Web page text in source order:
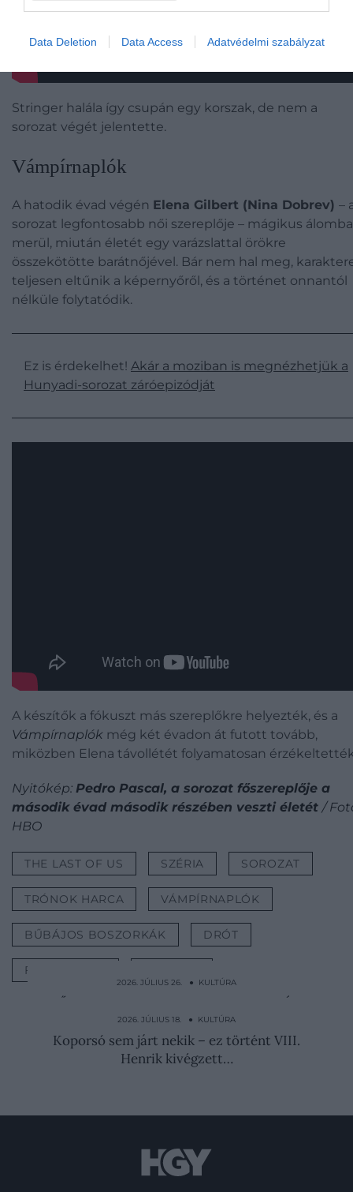
Data Deletion Data Access Adatvédelmi szabályzat
Stringer halála így csupán egy korszak, de nem a
sorozat végét jelentette.
Vámpírnaplók
A hatodik évad végén Elena Gilbert (Nina Dobrev) –
sorozat legfontosabb női szereplője – mágikus álomba
merül, miután életét egy varázslattal örökre
összekötötte barátnőjével. Bár nem hal meg,
teljesen eltűnik a képernyőről, és a történet onnantól
nélküle folytatódik.
Ez is érdekelhet! Akár a moziban is megnézhetjük a
Hunyadi-sorozat záróepizódját
A készítők a fókuszt más szereplőkre helyezték, és a
Vámpírnaplók még két évadon át futott tovább,
miközben Elena távollétét folyamatosan
Nyitókép: Pedro Pascal, a sorozat főszereplője a
második évad második részében veszti életét/
HBO
THE LAST OF US SZÉRIA SOROZAT
TRÓNOK HARCA VÁMPÍRNAPLÓK
BŰBÁJOS BOSZORKÁK DRÓT
FŐSZEREPLŐ
2026. JÚLIUS 26. ● KULTÚRA
Ő lehet a tökéletes Freddy Krueger? Új
Rémálom az Elm…
2026. JÚLIUS 18. ● KULTÚRA
Koporsó sem járt nekik – ez történt VIII.
Henrik kivégzett…